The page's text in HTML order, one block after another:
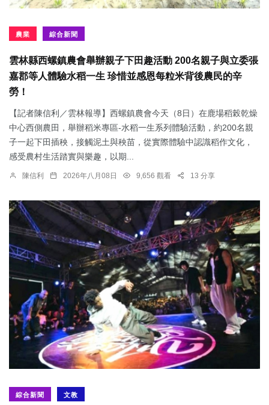
農業 綜合新聞
雲林縣西螺鎮農會舉辦親子下田趣活動 200名親子與立委張
嘉郡等人體驗水稻一生 珍惜並感恩每粒米背後農民的辛
勞！
【記者陳信利／雲林報導】西螺鎮農會今天（8日）在鹿場稻榖乾燥
中心西側農田，舉辦稻米專區-水稻一生系列體驗活動，約200名親
子一起下田插秧，接觸泥土與秧苗，從實際體驗中認識稻作文化，
感受農村生活踏實與樂趣，以期...
陳信利 2026年八月08日 9,656 觀看 13 分享
綜合新聞 文教